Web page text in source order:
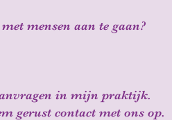
mensen aan te gaan?
in mijn praktijk.
gerust contact met ons op.